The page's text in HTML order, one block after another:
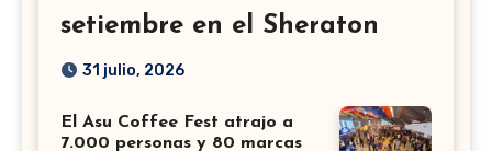
setiembre en el Sheraton
31 julio, 2026
El Asu Coffee Fest atrajo a
7.000 personas y 80 marcas